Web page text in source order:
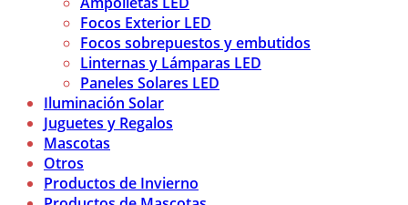
Focos Exterior LED
Focos sobrepuestos y embutidos
Linternas y Lámparas LED
Paneles Solares LED
Iluminación Solar
Juguetes y Regalos
Mascotas
Otros
Productos de Invierno